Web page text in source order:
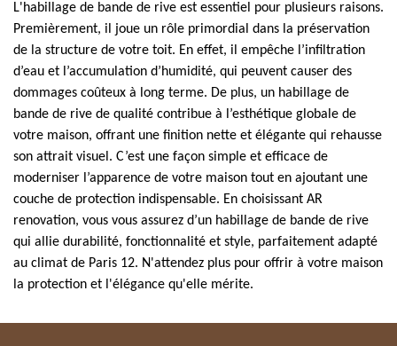
L'habillage de bande de rive est essentiel pour plusieurs raisons.
Premièrement, il joue un rôle primordial dans la préservation
de la structure de votre toit. En effet, il empêche l’infiltration
d’eau et l’accumulation d’humidité, qui peuvent causer des
dommages coûteux à long terme. De plus, un habillage de
bande de rive de qualité contribue à l’esthétique globale de
votre maison, offrant une finition nette et élégante qui rehausse
son attrait visuel. C’est une façon simple et efficace de
moderniser l’apparence de votre maison tout en ajoutant une
couche de protection indispensable. En choisissant AR
renovation, vous vous assurez d’un habillage de bande de rive
qui allie durabilité, fonctionnalité et style, parfaitement adapté
au climat de Paris 12. N'attendez plus pour offrir à votre maison
la protection et l'élégance qu'elle mérite.